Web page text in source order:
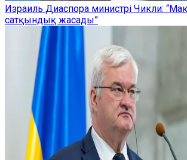
Израиль Диаспора министрі Чикли:
сатқындық жасады”